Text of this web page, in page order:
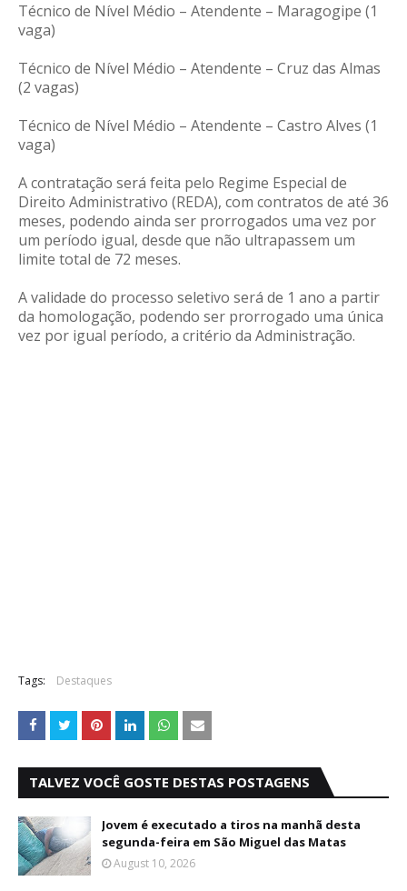
Técnico de Nível Médio – Atendente – Maragogipe (1
vaga)
Técnico de Nível Médio – Atendente – Cruz das Almas
(2 vagas)
Técnico de Nível Médio – Atendente – Castro Alves (1
vaga)
A contratação será feita pelo Regime Especial de
Direito Administrativo (REDA), com contratos de até 36
meses, podendo ainda ser prorrogados uma vez por
um período igual, desde que não ultrapassem um
limite total de 72 meses.
A validade do processo seletivo será de 1 ano a partir
da homologação, podendo ser prorrogado uma única
vez por igual período, a critério da Administração.
Tags: Destaques
TALVEZ VOCÊ GOSTE DESTAS POSTAGENS
Jovem é executado a tiros na manhã desta
segunda-feira em São Miguel das Matas
August 10, 2026